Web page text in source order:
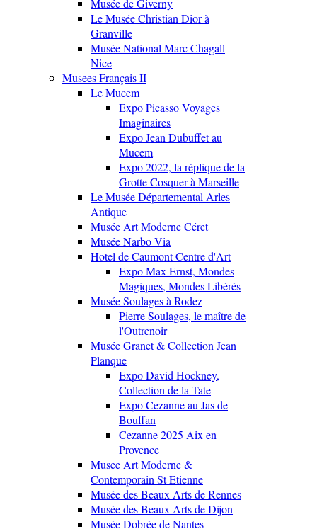
Musée de Giverny
Le Musée Christian Dior à
Granville
Musée National Marc Chagall
Nice
Musees Français II
Le Mucem
Expo Picasso Voyages
Imaginaires
Expo Jean Dubuffet au
Mucem
Expo 2022, la réplique de la
Grotte Cosquer à Marseille
Le Musée Départemental Arles
Antique
Musée Art Moderne Céret
Musée Narbo Via
Hotel de Caumont Centre d'Art
Expo Max Ernst, Mondes
Magiques, Mondes Libérés
Musée Soulages à Rodez
Pierre Soulages, le maître de
l'Outrenoir
Musée Granet & Collection Jean
Planque
Expo David Hockney,
Collection de la Tate
Expo Cezanne au Jas de
Bouffan
Cezanne 2025 Aix en
Provence
Musee Art Moderne &
Contemporain St Etienne
Musée des Beaux Arts de Rennes
Musée des Beaux Arts de Dijon
Musée Dobrée de Nantes